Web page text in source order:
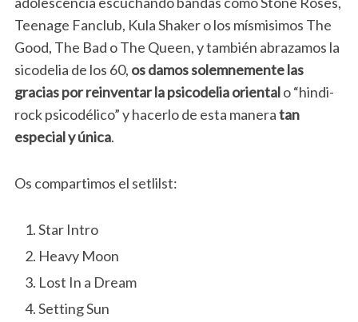
Teenage Fanclub, Kula Shaker o los mísmisimos The
Good, The Bad o The Queen, y también abrazamos la
sicodelia de los 60, os damos solemnemente las
gracias por reinventar la psicodelia orientalo “hindi-
rock psicodélico” y hacerlo de esta maneratan
especial y única.
Os compartimos el setlilst:
Star Intro
Heavy Moon
Lost In a Dream
Setting Sun